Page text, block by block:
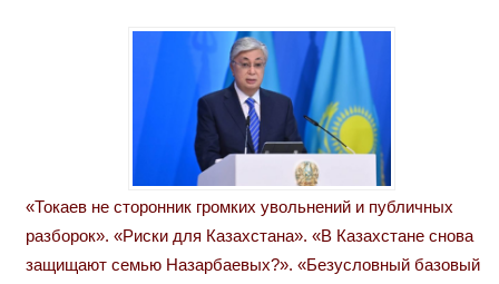
«Токаев не сторонник громких увольнений и публичных
разборок». «Риски для Казахстана». «В Казахстане снова
защищают семью Назарбаевых?». «Безусловный базовый